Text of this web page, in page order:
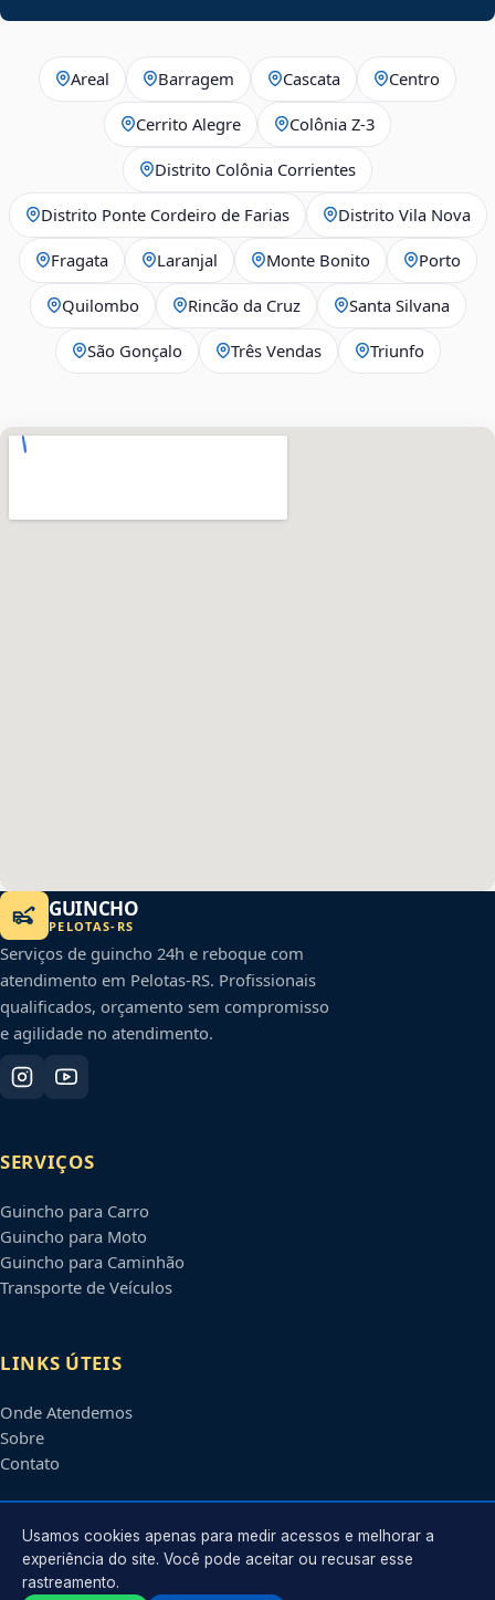
Areal Barragem Cascata Centro
Cerrito Alegre Colônia Z-3
Distrito Colônia Corrientes
Distrito Ponte Cordeiro de Farias Distrito Vila Nova
Fragata Laranjal Monte Bonito Porto
Quilombo Rincão da Cruz Santa Silvana
São Gonçalo Três Vendas Triunfo
GUINCHO
PELOTAS- RS
Serviços de guincho 24h e reboque com
atendimento em Pelotas-RS. Profissionais
qualificados, orçamento sem compromisso
e agilidade no atendimento.
SERVIÇOS
Guincho para Carro
Guincho para Moto
Guincho para Caminhão
Transporte de Veículos
LINKS ÚTEIS
Onde Atendemos
Sobre
Contato
CONTATO
Atendimento em
Usamos cookies apenas para medir acessos e melhorar a
experiência do site. Você pode aceitar ou recusar esse
rastreamento.